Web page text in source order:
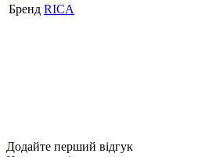
Бренд RICA
Додайте перший відгук